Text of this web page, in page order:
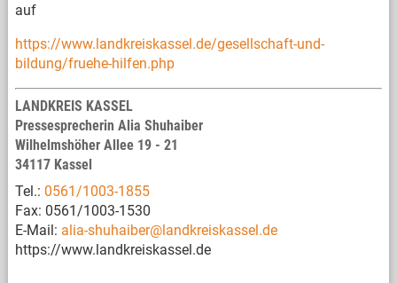
auf
https://www.landkreiskassel.de/gesellschaft-und-
bildung/fruehe-hilfen.php
LANDKREIS KASSEL
Pressesprecherin Alia Shuhaiber
Wilhelmshöher Allee 19 - 21
34117 Kassel
Tel.: 0561/1003-1855
Fax: 0561/1003-1530
E-Mail: alia-shuhaiber@landkreiskassel.de
https://www.landkreiskassel.de